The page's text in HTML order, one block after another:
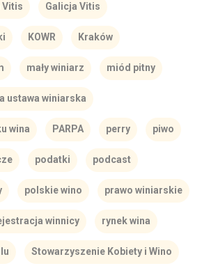
Vitis Galicja Vitis
KOWR Kraków
mały winiarz miód pitny
ustawa winiarska
wina PARPA perry piwo
podatki podcast
polskie wino prawo winiarskie
winnicy rynek wina
Stowarzyszenie Kobiety i Wino